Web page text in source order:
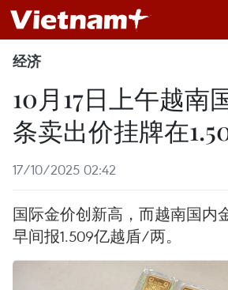
经济
10月17日上午越南
条卖出价挂牌在
17/10/2025 02:42
国际金价创新高，而越南国内
早间报1.509亿越盾/两。